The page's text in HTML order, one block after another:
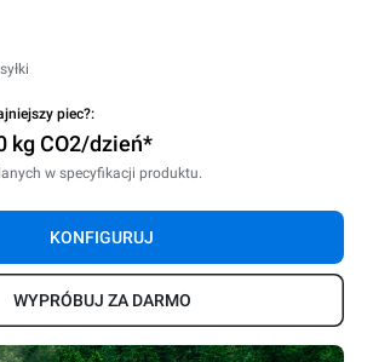
piec?:
kg CO2/dzień*
w specyfikacji produktu.
KONFIGURUJ
WYPRÓBUJ ZA DARMO